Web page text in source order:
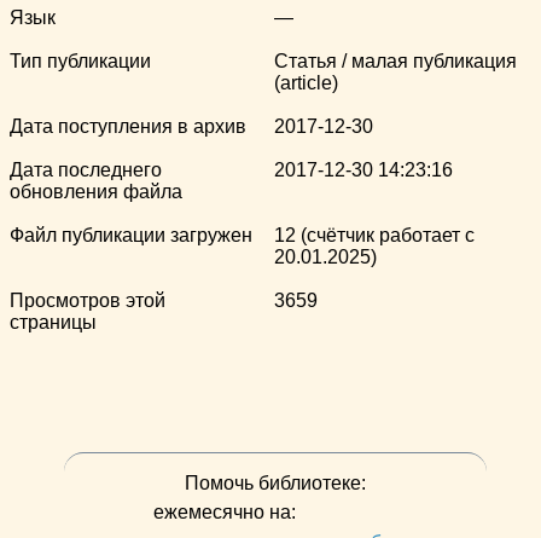
Язык —
Тип публикации
Статья / малая публикация
(article)
Дата поступления в архив 2017-12-30
Дата последнего
обновления файла
2017-12-30 14:23:16
Файл публикации загружен
12 (счётчик работает с
20.01.2025)
Просмотров этой
страницы
3659
Помочь библиотеке:
ежемесячно на: